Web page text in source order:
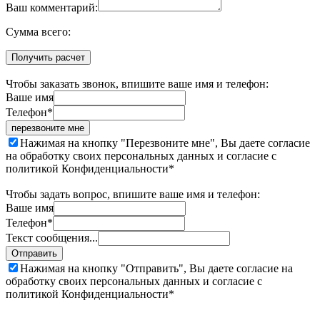
Ваш комментарий:
Cумма всего:
Получить расчет
Чтобы заказать звонок, впишите ваше имя и телефон:
Ваше имя
Телефон*
перезвоните мне
Нажимая на кнопку "Перезвоните мне", Вы даете согласие
на обработку своих персональных данных и согласие с
политикой Конфиденциальности*
Чтобы задать вопрос, впишите ваше имя и телефон:
Ваше имя
Телефон*
Текст сообщения...
Отправить
Нажимая на кнопку "Отправить", Вы даете согласие на
обработку своих персональных данных и согласие с
политикой Конфиденциальности*